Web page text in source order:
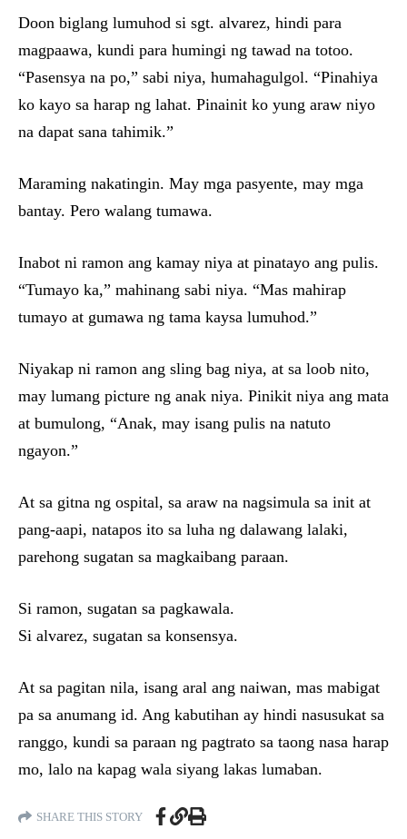
Doon biglang lumuhod si sgt. alvarez, hindi para
magpaawa, kundi para humingi ng tawad na totoo.
“Pasensya na po,” sabi niya, humahagulgol. “Pinahiya
ko kayo sa harap ng lahat. Pinainit ko yung araw niyo
na dapat sana tahimik.”
Maraming nakatingin. May mga pasyente, may mga
bantay. Pero walang tumawa.
Inabot ni ramon ang kamay niya at pinatayo ang pulis.
“Tumayo ka,” mahinang sabi niya. “Mas mahirap
tumayo at gumawa ng tama kaysa lumuhod.”
Niyakap ni ramon ang sling bag niya, at sa loob nito,
may lumang picture ng anak niya. Pinikit niya ang mata
at bumulong, “Anak, may isang pulis na natuto
ngayon.”
At sa gitna ng ospital, sa araw na nagsimula sa init at
pang-aapi, natapos ito sa luha ng dalawang lalaki,
parehong sugatan sa magkaibang paraan.
Si ramon, sugatan sa pagkawala.
Si alvarez, sugatan sa konsensya.
At sa pagitan nila, isang aral ang naiwan, mas mabigat
pa sa anumang id. Ang kabutihan ay hindi nasusukat sa
ranggo, kundi sa paraan ng pagtrato sa taong nasa harap
mo, lalo na kapag wala siyang lakas lumaban.
SHARE THIS STORY